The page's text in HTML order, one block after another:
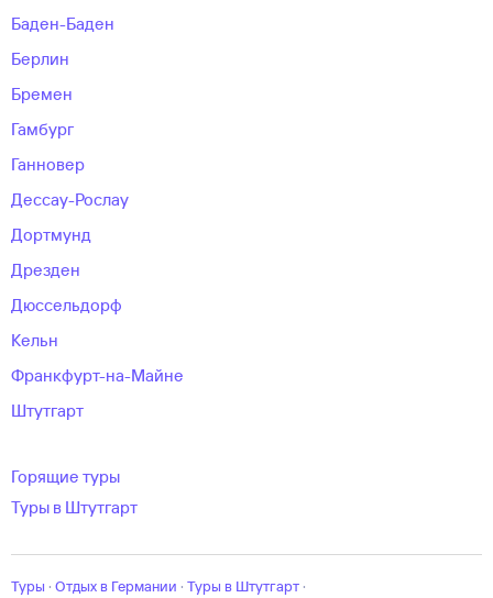
Баден-Баден
Берлин
Бремен
Гамбург
Ганновер
Дессау-Рослау
Дортмунд
Дрезден
Дюссельдорф
Кельн
Франкфурт-на-Майне
Штутгарт
Горящие туры
Туры в Штутгарт
Туры · Отдых в Германии · Туры в Штутгарт ·